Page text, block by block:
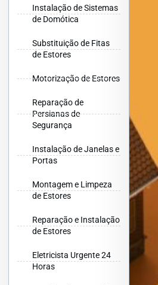
Instalação de Sistemas
de Domótica
Substituição de Fitas
de Estores
Motorização de Estores
Reparação de
Persianas de
Segurança
Instalação de Janelas e
Portas
Montagem e Limpeza
de Estores
Reparação e Instalação
de Estores
Eletricista Urgente 24
Horas